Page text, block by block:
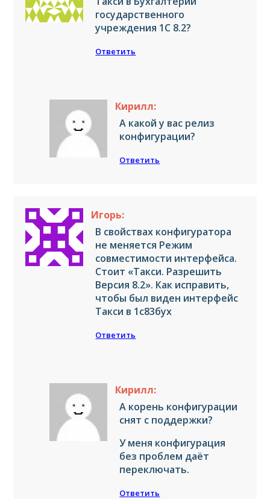
государственного
учреждения 1С 8.2?
Ответить
Кирилл:
А какой у вас релиз
конфигурации?
Ответить
Игорь:
В свойствах конфигуратора
не меняется Режим
совместимости интерфейса.
Стоит «Такси. Разрешить
Версия 8.2». Как исправить,
чтобы был виден интерфейс
Такси в 1с83бух
Ответить
Кирилл:
А корень конфигурации
снят с поддержки?
У меня конфигурация
без проблем даёт
переключать.
Ответить